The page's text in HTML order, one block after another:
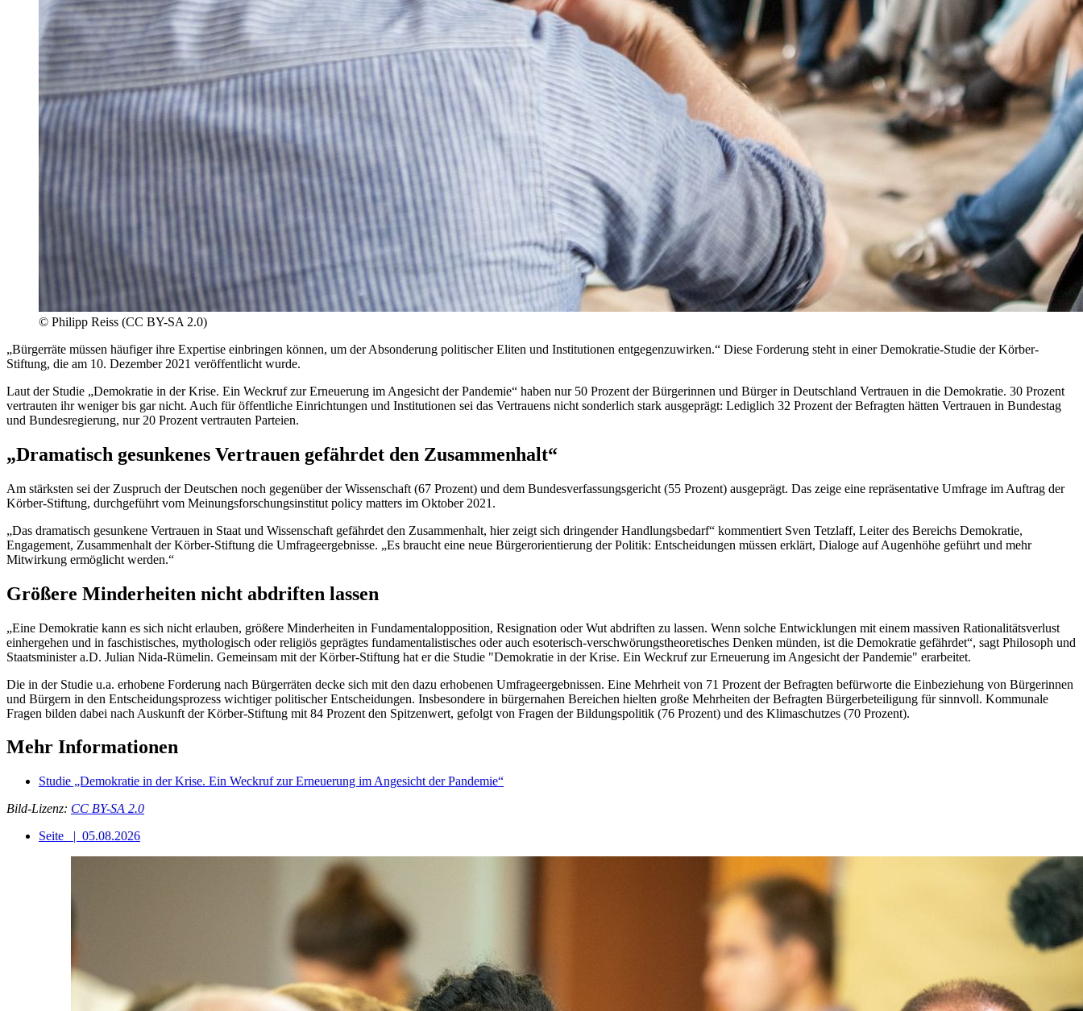
© Philipp Reiss (CC BY-SA 2.0)
„Bürgerräte müssen häufiger ihre Expertise einbringen können, um der Absonderung politischer Eliten und Institutionen entgegenzuwirken.“ Diese Forderung steht in einer Demokratie-Studie der Körber-
Stiftung, die am 10. Dezember 2021 veröffentlicht wurde.
Laut der Studie „Demokratie in der Krise. Ein Weckruf zur Erneuerung im Angesicht der Pandemie“ haben nur 50 Prozent der Bürgerinnen und Bürger in Deutschland Vertrauen in die Demokratie. 30 Prozent
vertrauten ihr weniger bis gar nicht. Auch für öffentliche Einrichtungen und Institutionen sei das Vertrauens nicht sonderlich stark ausgeprägt: Lediglich 32 Prozent der Befragten hätten Vertrauen in Bundestag
und Bundesregierung, nur 20 Prozent vertrauten Parteien.
„Dramatisch gesunkenes Vertrauen gefährdet den Zusammenhalt“
Am stärksten sei der Zuspruch der Deutschen noch gegenüber der Wissenschaft (67 Prozent) und dem Bundesverfassungsgericht (55 Prozent) ausgeprägt. Das zeige eine repräsentative Umfrage im Auftrag der
Körber-Stiftung, durchgeführt vom Meinungsforschungsinstitut policy matters im Oktober 2021.
„Das dramatisch gesunkene Vertrauen in Staat und Wissenschaft gefährdet den Zusammenhalt, hier zeigt sich dringender Handlungsbedarf“ kommentiert Sven Tetzlaff, Leiter des Bereichs Demokratie,
Engagement, Zusammenhalt der Körber-Stiftung die Umfrageergebnisse. „Es braucht eine neue Bürgerorientierung der Politik: Entscheidungen müssen erklärt, Dialoge auf Augenhöhe geführt und mehr
Mitwirkung ermöglicht werden.“
Größere Minderheiten nicht abdriften lassen
„Eine Demokratie kann es sich nicht erlauben, größere Minderheiten in Fundamentalopposition, Resignation oder Wut abdriften zu lassen. Wenn solche Entwicklungen mit einem massiven Rationalitätsverlust
einhergehen und in faschistisches, mythologisch oder religiös geprägtes fundamentalistisches oder auch esoterisch-verschwörungstheoretisches Denken münden, ist die Demokratie gefährdet“, sagt Philosoph und
Staatsminister a.D. Julian Nida-Rümelin. Gemeinsam mit der Körber-Stiftung hat er die Studie "Demokratie in der Krise. Ein Weckruf zur Erneuerung im Angesicht der Pandemie" erarbeitet.
Die in der Studie u.a. erhobene Forderung nach Bürgerräten decke sich mit den dazu erhobenen Umfrageergebnissen. Eine Mehrheit von 71 Prozent der Befragten befürworte die Einbeziehung von Bürgerinnen
und Bürgern in den Entscheidungsprozess wichtiger politischer Entscheidungen. Insbesondere in bürgernahen Bereichen hielten große Mehrheiten der Befragten Bürgerbeteiligung für sinnvoll. Kommunale
Fragen bilden dabei nach Auskunft der Körber-Stiftung mit 84 Prozent den Spitzenwert, gefolgt von Fragen der Bildungspolitik (76 Prozent) und des Klimaschutzes (70 Prozent).
Mehr Informationen
Studie „Demokratie in der Krise. Ein Weckruf zur Erneuerung im Angesicht der Pandemie“
Bild-Lizenz: CC BY-SA 2.0
Seite
| 05.08.2026